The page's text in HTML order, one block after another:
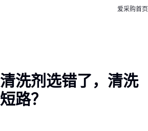
爱采购首页
洗剂选错了，清洗
路？